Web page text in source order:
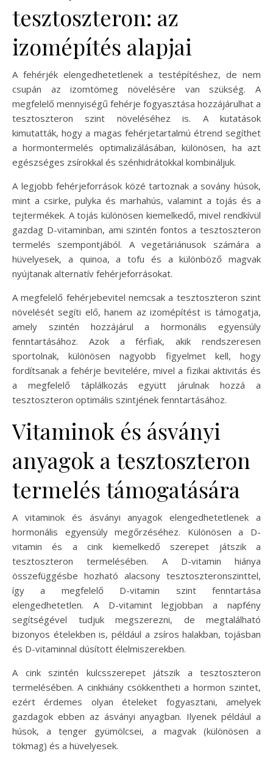
tesztoszteron: az
izomépítés alapjai
A fehérjék elengedhetetlenek a testépítéshez, de nem
csupán az izomtömeg növelésére van szükség. A
megfelelő mennyiségű fehérje fogyasztása hozzájárulhat a
tesztoszteron szint növeléséhez is. A kutatások
kimutatták, hogy a magas fehérjetartalmú étrend segíthet
a hormontermelés optimalizálásában, különösen, ha azt
egészséges zsírokkal és szénhidrátokkal kombináljuk.
A legjobb fehérjeforrások közé tartoznak a sovány húsok,
mint a csirke, pulyka és marhahús, valamint a tojás és a
tejtermékek. A tojás különösen kiemelkedő, mivel rendkívül
gazdag D-vitaminban, ami szintén fontos a tesztoszteron
termelés szempontjából. A vegetáriánusok számára a
hüvelyesek, a quinoa, a tofu és a különböző magvak
nyújtanak alternatív fehérjeforrásokat.
A megfelelő fehérjebevitel nemcsak a tesztoszteron szint
növelését segíti elő, hanem az izomépítést is támogatja,
amely szintén hozzájárul a hormonális egyensúly
fenntartásához. Azok a férfiak, akik rendszeresen
sportolnak, különösen nagyobb figyelmet kell, hogy
fordítsanak a fehérje bevitelére, mivel a fizikai aktivitás és
a megfelelő táplálkozás együtt járulnak hozzá a
tesztoszteron optimális szintjének fenntartásához.
Vitaminok és ásványi
anyagok a tesztoszteron
termelés támogatására
A vitaminok és ásványi anyagok elengedhetetlenek a
hormonális egyensúly megőrzéséhez. Különösen a D-
vitamin és a cink kiemelkedő szerepet játszik a
tesztoszteron termelésében. A D-vitamin hiánya
összefüggésbe hozható alacsony tesztoszteronszinttel,
így a megfelelő D-vitamin szint fenntartása
elengedhetetlen. A D-vitamint legjobban a napfény
segítségével tudjuk megszerezni, de megtalálható
bizonyos ételekben is, például a zsíros halakban, tojásban
és D-vitaminnal dúsított élelmiszerekben.
A cink szintén kulcsszerepet játszik a tesztoszteron
termelésében. A cinkhiány csökkentheti a hormon szintet,
ezért érdemes olyan ételeket fogyasztani, amelyek
gazdagok ebben az ásványi anyagban. Ilyenek például a
húsok, a tenger gyümölcsei, a magvak (különösen a
tökmag) és a hüvelyesek.